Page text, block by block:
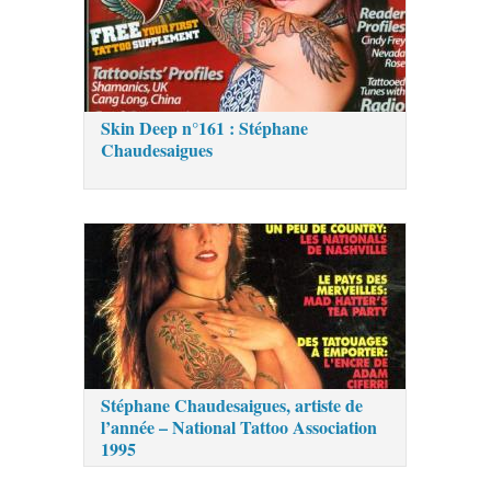
Skin Deep n°161 : Stéphane
Chaudesaigues
Stéphane Chaudesaigues, artiste de
l’année – National Tattoo Association
1995